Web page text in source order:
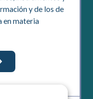
y de los de
en materia